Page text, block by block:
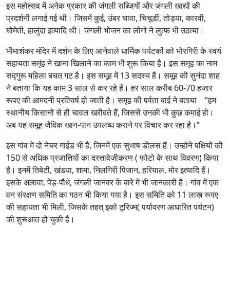
इस महोत्सव में अनेक प्रकार की जंगली सब्जियों और जंगली खाद्यों की
प्रदर्शनी लगाई गई थी। जिसमें कुई, उंबर चावा, चिचूर्डी, तोड्या, कारवी,
घोमेती, हालुंदा इत्यादि थी। जंगली भोजन का लोगों ने लुत्फ भी उठाया।
भीमाशंकर मंदिर में दर्शन के लिए आनेवाले धार्मिक पर्यटकों को भोरगिरी के स्वयं
सहायता समूंह ने खाना खिलाने का काम भी शुरू किया है। इस समूह का नाम
सद्गुरू महिला बचत गट है। इस समूह में 13 सदस्य हैं। समूह की सुनंदा शाह
ने बताया कि यह काम 3 साल से कर रहे हैं। हर साल करीब 60-70 हजार
रूपए की आमदनी प्रतिवर्ष हो जाती है। समूह की पर्वता बाई ने बताया “हम
स्थानीय किसानों से ही चावल खरीदते हैं, जिससे उनकी भी कुछ कमाई हो।
अब यह समूह जैविक खान-पान उपलब्ध कराने पर विचार कर रहा है।”
इस गांव में दो नेचर गाईड भी हैं, जिनमें एक सुभाष डोलस हैं। उन्होंने पक्षियों की
150 से अधिक प्रजातियों का दस्तावेजीकरण ( फोटो के साथ विवरण) किया
है। इनमें तिबेटी, खंडया, शामा, निलगिरी पिजान, हरियाल, मोर इत्यादि हैं।
इसके अलावा, पेड़-पौधे, जंगली जानवर के बारे में भी जानकारी है। गांव में एक
वन संरक्षण समिति का गठन भी किया गया है। इस समिति को 11 लाख रूपए
की सहायता भी मिली, जिसके तहत् इको टूरिज्म( पर्यावरण आधारित पर्यटन)
की शुरूआत हो चुकी है।